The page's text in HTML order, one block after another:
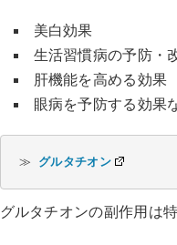
美白効果
生活習慣病の予防・
肝機能を高める効果
眼病を予防する効果
≫ グルタチオン
グルタチオンの副作用は